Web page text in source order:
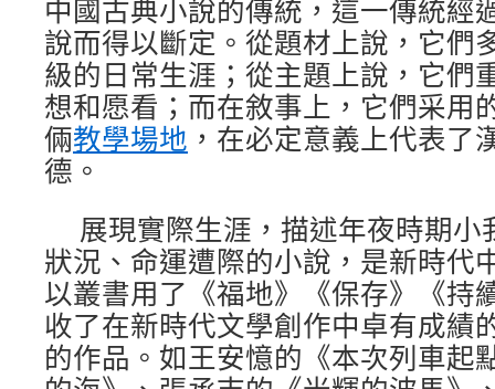
中國古典小說的傳統，這一傳統經
說而得以斷定。從題材上說，它們
級的日常生涯；從主題上說，它們
想和愿看；而在敘事上，它們采用
倆教學場地 ，在必定意義上代表了
德。
展現實際生涯，描述年夜時期
狀況、命運遭際的小說，是新時代
以叢書用了《福地》《保存》《持
收了在新時代文學創作中卓有成績
的作品。如王安憶的《本次列車起